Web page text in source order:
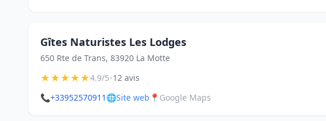
Gîtes Naturistes Les Lodges
650 Rte de Trans, 83920 La Motte
★★★★★4.9/5•12 avis
📞+33952570911 🌐Site web 📍 Google Maps